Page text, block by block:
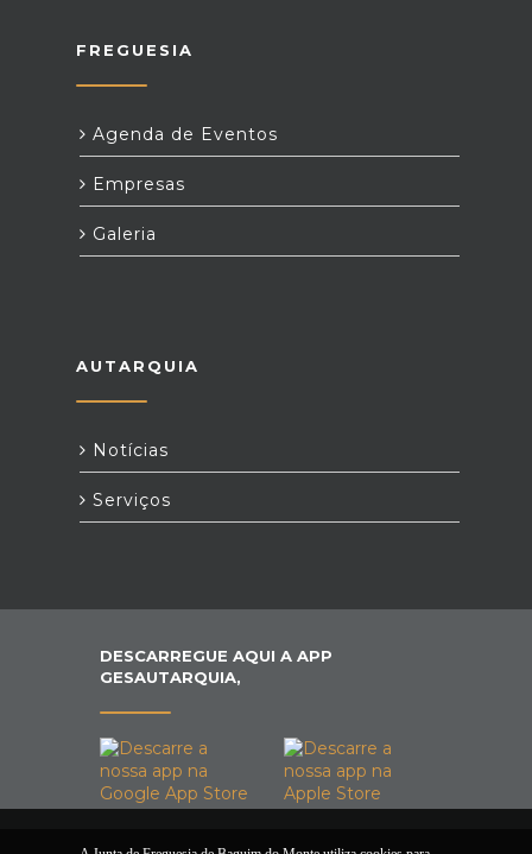
FREGUESIA
Agenda de Eventos
Empresas
Galeria
AUTARQUIA
Notícias
Serviços
DESCARREGUE AQUI A APP
GESAUTARQUIA,